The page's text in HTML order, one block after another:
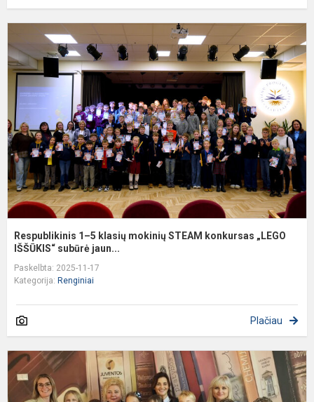
Respublikinis 1–5 klasių mokinių STEAM konkursas „LEGO
IŠŠŪKIS“ subūrė jaun...
Paskelbta: 2025-11-17
Kategorija: Renginiai
Plačiau